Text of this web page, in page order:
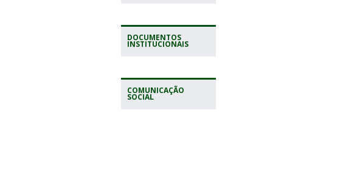
DOCUMENTOS
INSTITUCIONAIS
COMUNICAÇÃO
SOCIAL